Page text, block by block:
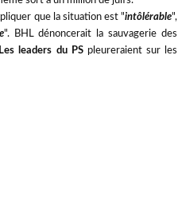
que la situation est "intôlérable",
". BHL dénoncerait la sauvagerie des
Les leaders du PSpleureraient sur les